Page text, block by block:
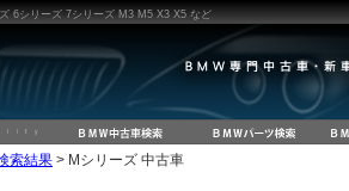
6シリーズ 7シリーズ M3 M5 X3 X5 など
索結果 > Mシリーズ 中古車